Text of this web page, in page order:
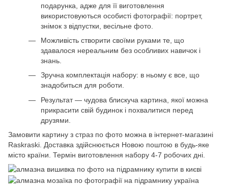
подарунка, адже для її виготовлення
використовуються особисті фотографії: портрет,
знімок з відпустки, весільне фото.
Можливість створити своїми руками те, що
здавалося нереальним без особливих навичок і
знань.
Зручна комплектація набору: в ньому є все, що
знадобиться для роботи.
Результат — чудова блискуча картина, якої можна
прикрасити свій будинок і похвалитися перед
друзями.
Замовити картину з страз по фото можна в інтернет-магазині
Raskraski. Доставка здійснюється Новою поштою в будь-яке
місто країни. Термін виготовлення набору 4-7 робочих дні.